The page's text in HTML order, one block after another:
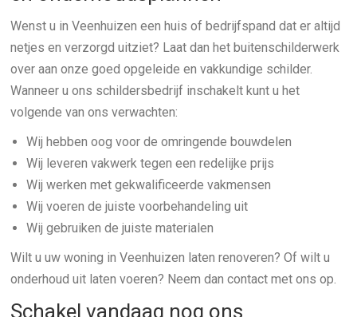
Wenst u in Veenhuizen een huis of bedrijfspand dat er altijd
netjes en verzorgd uitziet? Laat dan het buitenschilderwerk
over aan onze goed opgeleide en vakkundige schilder.
Wanneer u ons schildersbedrijf inschakelt kunt u het
volgende van ons verwachten:
Wij hebben oog voor de omringende bouwdelen
Wij leveren vakwerk tegen een redelijke prijs
Wij werken met gekwalificeerde vakmensen
Wij voeren de juiste voorbehandeling uit
Wij gebruiken de juiste materialen
Wilt u uw woning in Veenhuizen laten renoveren? Of wilt u
onderhoud uit laten voeren? Neem dan contact met ons op.
Schakel vandaag nog ons